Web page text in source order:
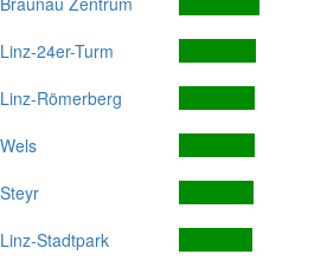
Linz-24er-Turm
Linz-Römerberg
Wels
Steyr
Linz-Stadtpark